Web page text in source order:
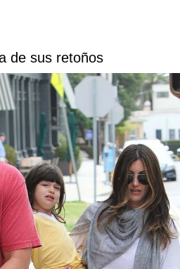
de sus retoños